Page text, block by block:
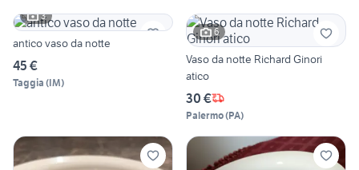
3
antico vaso da notte
45 €
Taggia (IM)
6
Vaso da notte Richard Ginori
atico
30 €
Palermo(PA)